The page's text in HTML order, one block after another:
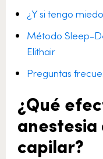
¿Y si tengo
Método Sleep-
Elithair
Preguntas
¿Qué
capilar?